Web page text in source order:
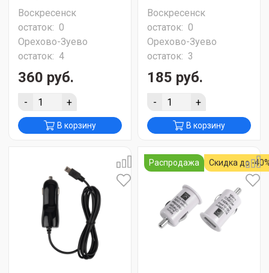
Воскресенск
остаток: 0
Орехово-Зуево
остаток: 4
360 руб.
- +
В корзину
Воскресенск
остаток: 0
Орехово-Зуево
остаток: 3
185 руб.
- +
В корзину
Распродажа Скидка до -